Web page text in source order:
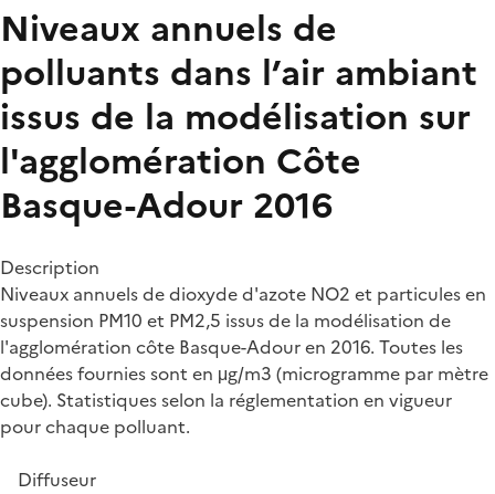
Niveaux annuels de
polluants dans l’air ambiant
issus de la modélisation sur
l'agglomération Côte
Basque-Adour 2016
Description
Niveaux annuels de dioxyde d'azote NO2 et particules en
suspension PM10 et PM2,5 issus de la modélisation de
l'agglomération côte Basque-Adour en 2016. Toutes les
données fournies sont en μg/m3 (microgramme par mètre
cube). Statistiques selon la réglementation en vigueur
pour chaque polluant.
Diffuseur